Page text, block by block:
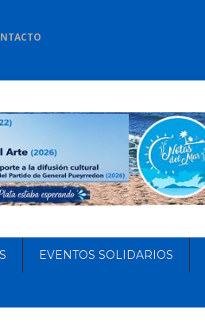
EVENTOS SOLIDARIOS